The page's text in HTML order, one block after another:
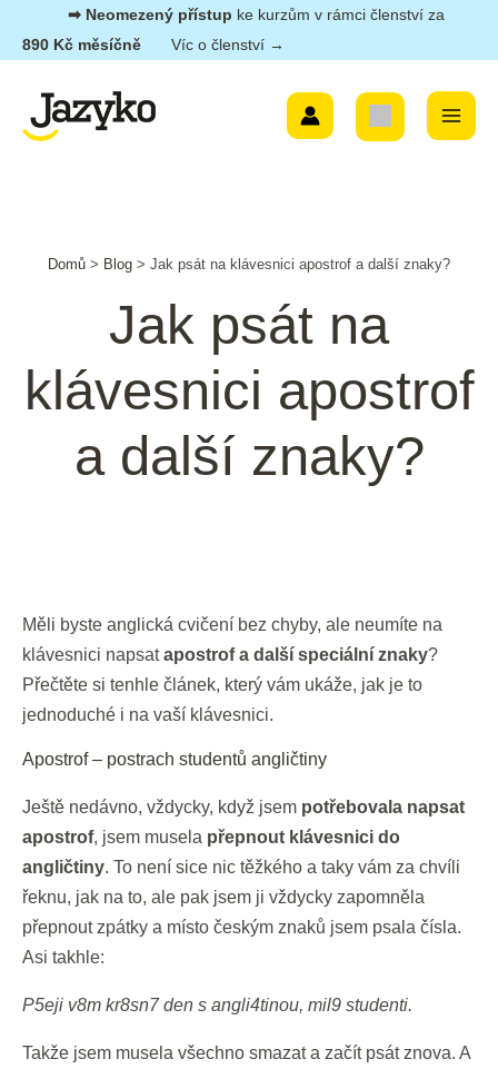
Přeskočit➡︎ Neomezený přístup ke kurzům v rámci členství za
890 Kč měsíčně
Víc o členství →
Menu
Domů > Blog > Jak psát na klávesnici apostrof a další znaky?
Jak psát na
klávesnici apostrof
a další znaky?
Měli byste anglická cvičení bez chyby, ale neumíte na
klávesnici napsatapostrof a další speciální znaky?
Přečtěte si tenhle článek, který vám ukáže, jak je to
jednoduché i na vaší klávesnici.
Apostrof – postrach studentů angličtiny
Ještě nedávno, vždycky, když jsem potřebovala napsat
apostrof, jsem musela přepnout klávesnici do
angličtiny. To není sice nic těžkého a taky vám za chvíli
řeknu, jak na to, ale pak jsem ji vždycky zapomněla
přepnout zpátky a místo českým znaků jsem psala čísla.
Asi takhle:
P5eji v8m kr8sn7 den s angli4tinou, mil9 studenti.
Takže jsem musela všechno smazat a začít psát znova. A
navigation